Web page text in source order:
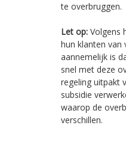
te overbruggen.
Let op: Volgens
hun klanten
aannemelijk is
snel met deze
regeling uitpakt
subsidie
waarop de
verschillen.